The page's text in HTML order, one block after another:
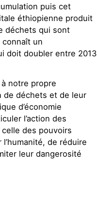
puis cet
éthiopienne produit
déchets qui sont
connaît un
doit doubler entre 2013
notre propre
de déchets et de leur
d’économie
l’action des
des pouvoirs
de réduire
leur dangerosité